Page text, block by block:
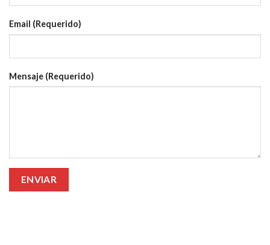
Email (Requerido)
Mensaje (Requerido)